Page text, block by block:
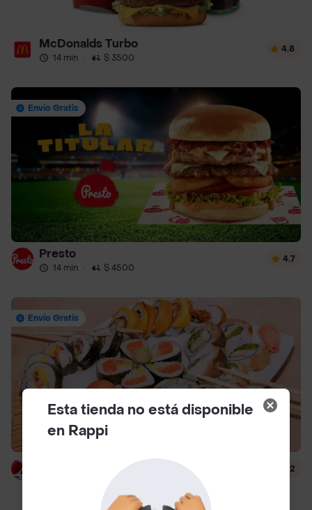
McDonalds Turbo
14 min · $ 3500
4.8
Envío Gratis
Presto
14 min · $ 4500
4.7
Envío Gratis
$ 6500
4.2
Esta tienda no está disponible
en Rappi